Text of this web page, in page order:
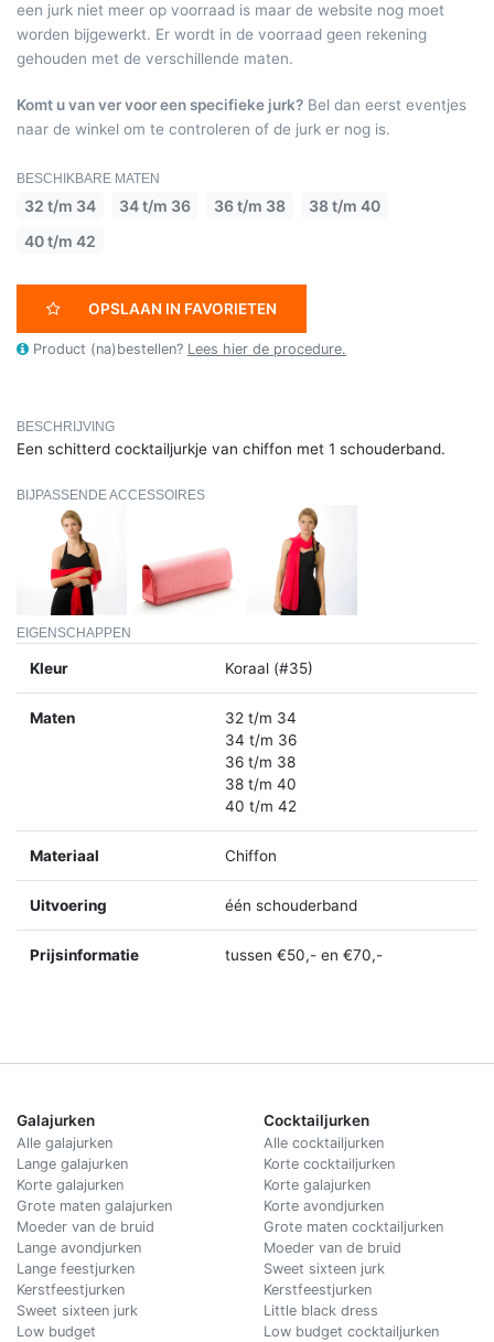
een jurk niet meer op voorraad is maar de website nog moet
worden bijgewerkt. Er wordt in de voorraad geen rekening
gehouden met de verschillende maten.
Komt u van ver voor een specifieke jurk? Bel dan eerst eventjes
naar de winkel om te controleren of de jurk er nog is.
BESCHIKBARE MATEN
32 t/m 34 34 t/m 36 36 t/m 38
38 t/m 40
40 t/m 42
OPSLAAN IN FAVORIETEN
Product (na)bestellen? Lees hier de procedure.
BESCHRIJVING
Een schitterd cocktailjurkje van chiffon met 1 schouderband.
BIJPASSENDE ACCESSOIRES
EIGENSCHAPPEN
Kleur Koraal (#35)
Maten
32 t/m 34
34 t/m 36
36 t/m 38
38 t/m 40
40 t/m 42
Materiaal Chiffon
Uitvoering één schouderband
Prijsinformatie tussen €50,- en €70,-
Galajurken
Alle galajurken
Lange galajurken
Korte galajurken
Grote maten galajurken
Moeder van de bruid
Lange avondjurken
Lange feestjurken
Kerstfeestjurken
Sweet sixteen jurk
Low budget
Cocktailjurken
Alle cocktailjurken
Korte cocktailjurken
Korte galajurken
Korte avondjurken
Grote maten cocktailjurken
Moeder van de bruid
Sweet sixteen jurk
Kerstfeestjurken
Little black dress
Low budget cocktailjurken